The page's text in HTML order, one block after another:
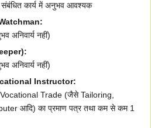
संबंधित कार्य में अनुभव आवश्यक
अनिवार्य नहीं)
अनिवार्य नहीं)
Instructor:
Vocational Trade (जैसे Tailoring,
आदि) का प्रमाण पत्र तथा कम से कम 1